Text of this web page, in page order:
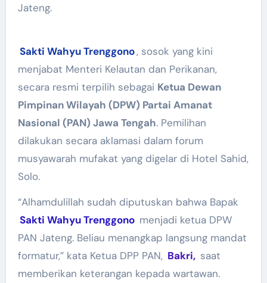
Jateng.
Sakti Wahyu Trenggono, sosok yang kini
menjabat Menteri Kelautan dan Perikanan,
secara resmi terpilih sebagai Ketua Dewan
Pimpinan Wilayah (DPW) Partai Amanat
Nasional (PAN) Jawa Tengah. Pemilihan
dilakukan secara aklamasi dalam forum
musyawarah mufakat yang digelar di Hotel Sahid,
Solo.
“Alhamdulillah sudah diputuskan bahwa Bapak
Sakti Wahyu Trenggono menjadi ketua DPW
PAN Jateng. Beliau menangkap langsung mandat
formatur,” kata Ketua DPP PAN, Bakri, saat
memberikan keterangan kepada wartawan.